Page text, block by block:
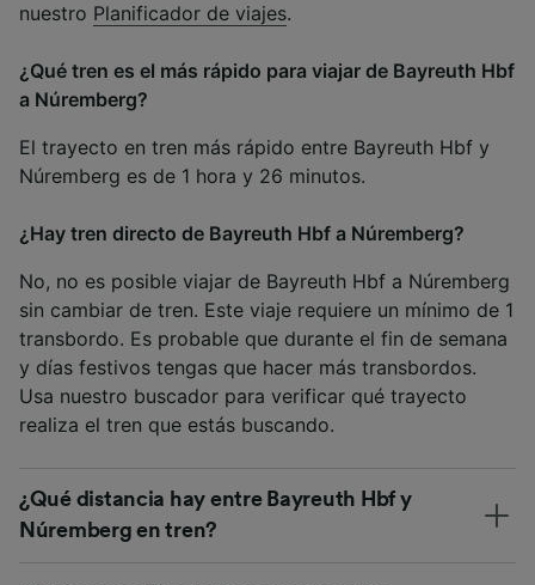
nuestro Planificador de viajes.
¿Qué tren es el más rápido para viajar de Bayreuth Hbf
a Núremberg?
El trayecto en tren más rápido entre Bayreuth Hbf y
Núremberg es de 1 hora y 26 minutos.
¿Hay tren directo de Bayreuth Hbf a Núremberg?
No, no es posible viajar de Bayreuth Hbf a Núremberg
sin cambiar de tren. Este viaje requiere un mínimo de 1
transbordo. Es probable que durante el fin de semana
y días festivos tengas que hacer más transbordos.
Usa nuestro buscador para verificar qué trayecto
realiza el tren que estás buscando.
¿Qué distancia hay entre Bayreuth Hbf y
Núremberg en tren?